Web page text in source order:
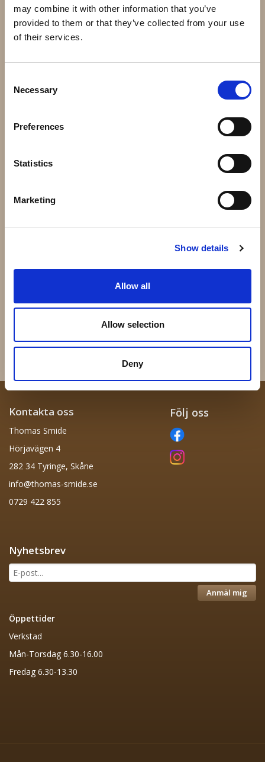
may combine it with other information that you’ve
provided to them or that they’ve collected from your use
of their services.
Selection
Necessary
Preferences
Statistics
Marketing
Show details
Allow all
Allow selection
Deny
motor
Info
50.152 - 105x5mm 2mm
Fjärrkontroll Maxi
Info Köp
51.015 - 100x70mm 3mm
43 kr
Info Köp
Kontakta oss
Thomas Smide
Hörjavägen 4
282 34 Tyringe, Skåne
info@thomas-smide.se
0729 422 855
Följ oss
Nyhetsbrev
Anmäl mig
Öppettider
Verkstad
Mån-Torsdag 6.30-16.00
Fredag 6.30-13.30